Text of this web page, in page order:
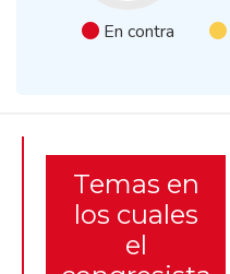
En contra
Temas en
los cuales
el